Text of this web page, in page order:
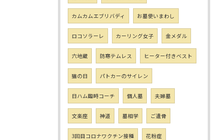
カムカムエブリバディ お墓使いまわし
ロコソラーレ カーリング女子 金メダル
六地蔵 防寒テムレス ヒーター付きベスト
猫の日 パトカーのサイレン
日ハム臨時コーチ 個人墓 夫婦墓
文楽座 神道 墓相学 ご遺骨
3回目コロナワクチン接種 花粉症